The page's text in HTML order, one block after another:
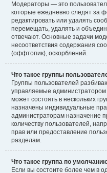
Модераторы — это
которые ежедневно следят за
редактировать или удалять
перемещать, удалять и
отвечают. Основные задачи
несоответствия содержания
(оффтопик), оскорблений.
Что такое группы
Группы пользователей
управляемые
может состоять в нескольких
назначены индивидуальные
администраторам назначение
количеству пользователей,
прав или предоставление
разделам.
Что такое группа по
Если вы состоите более чем в